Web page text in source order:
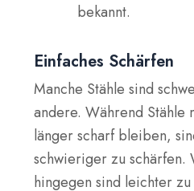
bekannt.
Einfaches Schärfen
Manche Stähle sind
andere. Während Stähle
länger scharf bleiben,
schwieriger zu schärfen.
hingegen sind leichter